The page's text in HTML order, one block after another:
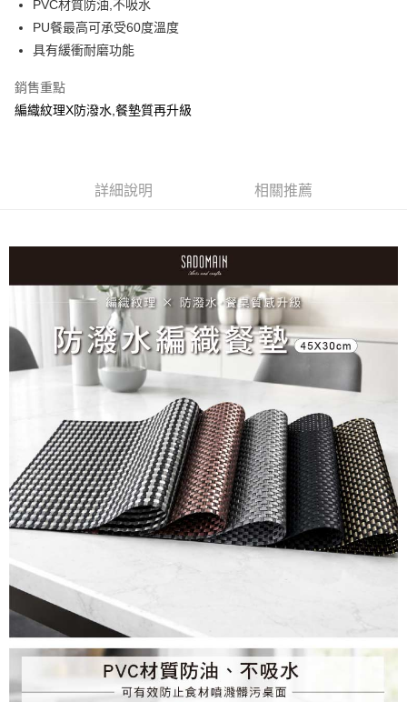
7-11取貨（下單付款）後，現貨商品將於 3 個工作天內寄出
（不含訂購當天與例假日）
海外中華郵政配送
PVC材質防油,不吸水
PU餐最高可承受60度溫度
具有緩衝耐磨功能
銷售重點
編織紋理X防潑水,餐墊質再升級
詳細說明 相關推薦